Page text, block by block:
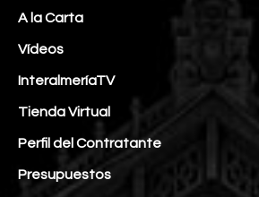
A la Carta
Vídeos
InteralmeríaTV
Tienda Virtual
Perfil del Contratante
Presupuestos